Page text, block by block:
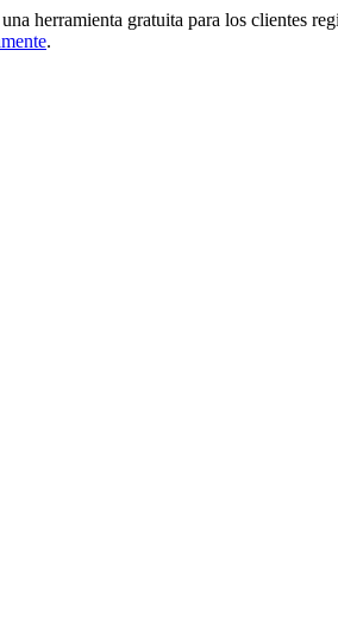
herramienta gratuita para los clientes
.